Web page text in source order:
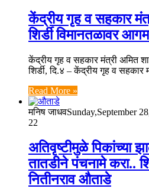
केंद्रीय गृह व सहकार
शिर्डी विमानतळावर
केंद्रीय गृह व सहकार मंत्री अमित
शिर्डी, दि.४ – केंद्रीय गृह व
Read More »
मनिष जाधवSunday,September
22
अतिवृष्टीमुळे पिकांच्या
तातडीने पंचनामे करा..
नितीनराव औताडे